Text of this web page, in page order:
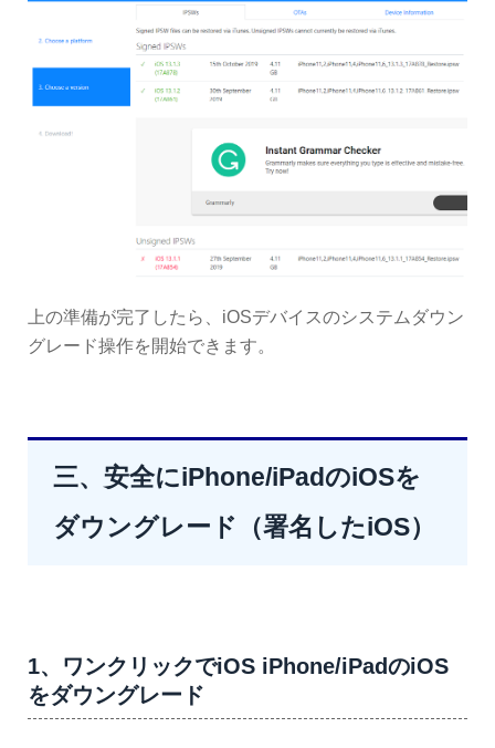
上の準備が完了したら、iOSデバイスのシステムダウン
グレード操作を開始できます。
三、安全にiPhone/iPadのiOSを
ダウングレード（署名したiOS）
1、ワンクリックでiOS iPhone/iPadのiOS
をダウングレード